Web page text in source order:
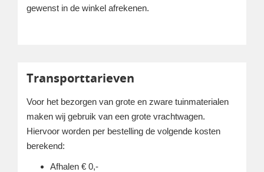
gewenst in de winkel afrekenen.
Transporttarieven
Voor het bezorgen van grote en zware tuinmaterialen
maken wij gebruik van een grote vrachtwagen.
Hiervoor worden per bestelling de volgende kosten
berekend:
Afhalen € 0,-